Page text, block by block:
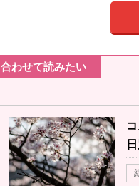
合わせて読みたい